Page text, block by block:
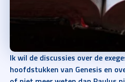
Ik wil de discussies over de
hoofdstukken van Genesis en